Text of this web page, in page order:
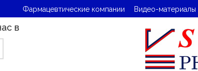
Фармацевтические компании Видео-материалы
в